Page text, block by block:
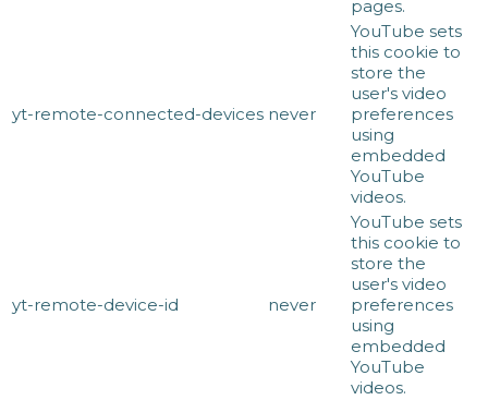
pages.
yt-remote-connected-devices never
YouTube sets
this cookie to
store the
user's video
preferences
using
embedded
YouTube
videos.
yt-remote-device-id never
YouTube sets
this cookie to
store the
user's video
preferences
using
embedded
YouTube
videos.